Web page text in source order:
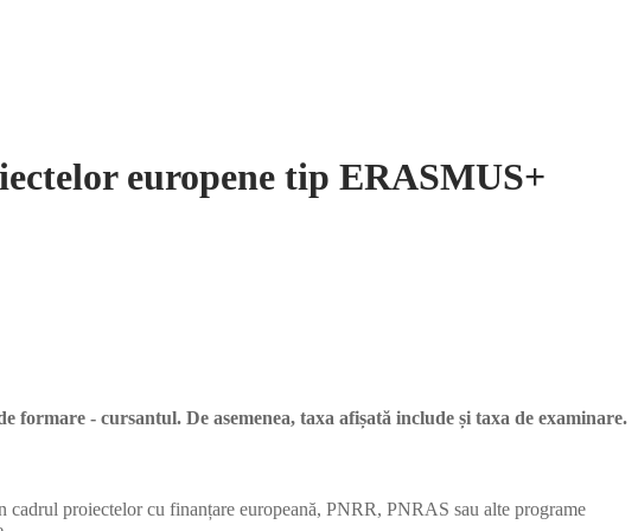
europene tip ERASMUS+
- cursantul. De asemenea, taxa afișată include și taxa de examinare.
proiectelor cu finanțare europeană, PNRR, PNRAS sau alte programe